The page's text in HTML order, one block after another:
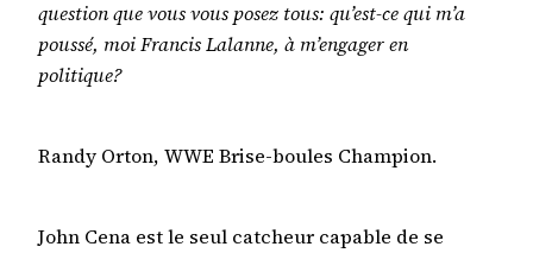
question que vous vous posez tous: qu’est-ce qui m’a
poussé, moi Francis Lalanne, à m’engager en
politique?
Randy Orton, WWE Brise-boules Champion.
John Cena est le seul catcheur capable de se